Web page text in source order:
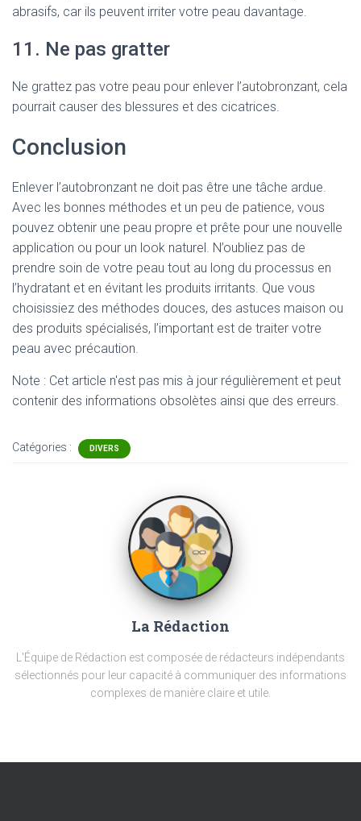
abrasifs, car ils peuvent irriter votre peau davantage.
11. Ne pas gratter
Ne grattez pas votre peau pour enlever l’autobronzant, cela
pourrait causer des blessures et des cicatrices.
Conclusion
Enlever l’autobronzant ne doit pas être une tâche ardue.
Avec les bonnes méthodes et un peu de patience, vous
pouvez obtenir une peau propre et prête pour une nouvelle
application ou pour un look naturel. N’oubliez pas de
prendre soin de votre peau tout au long du processus en
l’hydratant et en évitant les produits irritants. Que vous
choisissiez des méthodes douces, des astuces maison ou
des produits spécialisés, l’important est de traiter votre
peau avec précaution.
Note : Cet article n'est pas mis à jour régulièrement et peut
contenir des informations obsolètes ainsi que des erreurs.
Catégories : DIVERS
La Rédaction
L'Équipe de Rédaction est composée de rédacteurs indépendants
sélectionnés pour leur capacité à communiquer des informations
complexes de manière claire et utile.